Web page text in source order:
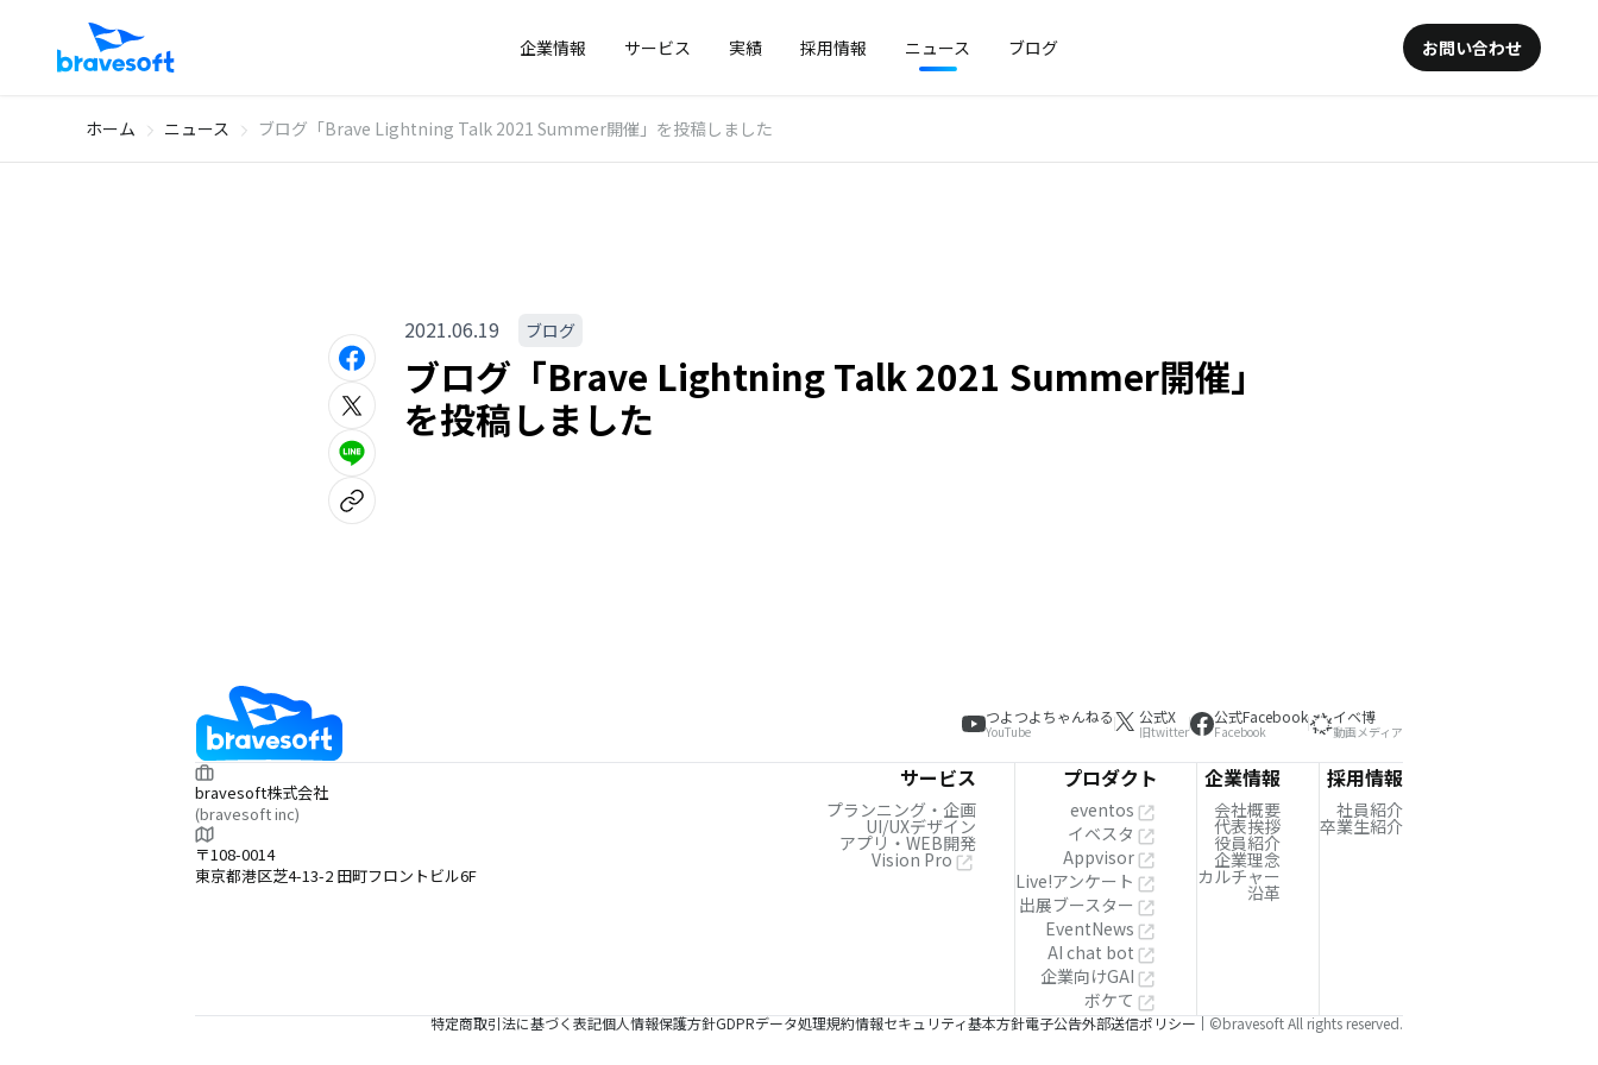
企業情報 サービス 実績 採用情報 ニュース ブログ お問い合わせ
ホーム ニュース ブログ「Brave Lightning Talk 2021 Summer開催」を投稿しました
2021.06.19 ブログ
ブログ「Brave Lightning Talk 2021 Summer開催」
を投稿しました
つよつよちゃんねる
YouTube
公式X
旧twitter
公式Facebook
Facebook
イベ博
動画メディア
bravesoft株式会社
(bravesoft inc)
〒108-0014
東京都港区芝4-13-2 田町フロントビル6F
サービス
プランニング・企画
UI/UXデザイン
アプリ・WEB開発
Vision Pro
プロダクト
eventos
イベスタ
Appvisor
Live!アンケート
出展ブースター
EventNews
AI chat bot
企業向けGAI
ボケて
企業情報
会社概要
代表挨拶
役員紹介
企業理念
カルチャー
沿革
採用情報
社員紹介
卒業生紹介
特定商取引法に基づく表記個人情報保護方針GDPRデータ処理規約情報セキュリティ基本方針電子公告外部送信ポリシー ©bravesoft All rights reserved.